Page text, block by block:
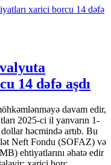
14 dəfə aşdı
davam edir,
2025-ci il yanvarın 1-
həcmində artıb. Bu
Neft Fondu (SOFAZ) və
ehtiyatlarını əhatə edir